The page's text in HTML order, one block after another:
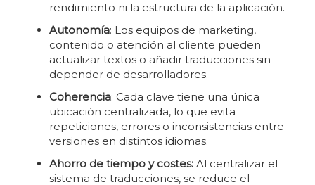
rendimiento ni la estructura de la aplicación.
Autonomía: Los equipos de marketing,
contenido o atención al cliente pueden
actualizar textos o añadir traducciones sin
depender de desarrolladores.
Coherencia: Cada clave tiene una única
ubicación centralizada, lo que evita
repeticiones, errores o inconsistencias entre
versiones en distintos idiomas.
Ahorro de tiempo y costes: Al centralizar el
sistema de traducciones, se reduce el